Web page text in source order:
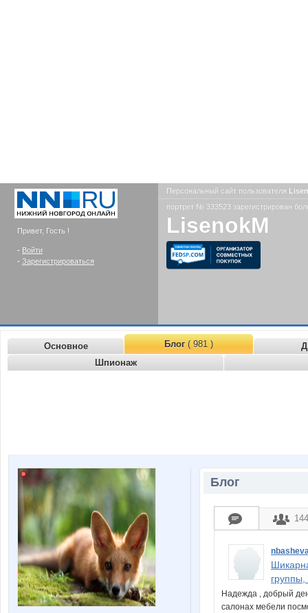
Привет, Гость !
- Войти
- Зарегистрироваться
Персональный сайт пользователя
портрет № 333523 зарегистрирован
LisenokM
Основное Блог( 981 )
Шпионаж
Блог
группы,
Надежда , добрый
салонах мебели